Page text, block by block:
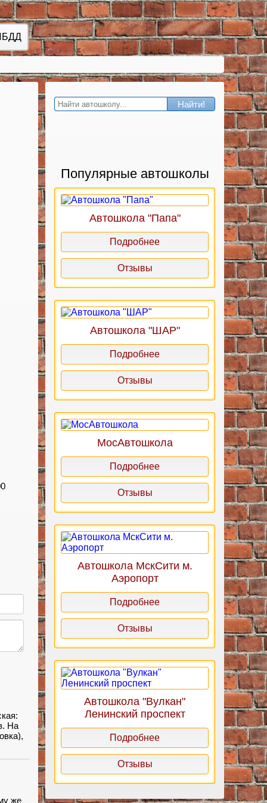
На
с
же
Найти!
Популярные автошколы
Автошкола "Папа"
Подробнее
Отзывы
Автошкола "ШАР"
Подробнее
Отзывы
МосАвтошкола
Подробнее
Отзывы
Автошкола МскСити м.
Аэропорт
Подробнее
Отзывы
Автошкола "Вулкан"
Ленинский проспект
Подробнее
Отзывы